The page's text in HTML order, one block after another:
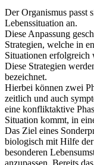
Der Organismus passt
Lebenssituation an.
Diese Anpassung
Strategien, welche in
Situationen erfolgreich
Diese Strategien
bezeichnet.
Hierbei können zwei
zeitlich und auch
eine konfliktaktive
Situation kommt, in
Das Ziel eines
biologisch mit Hilfe der
besonderen
anzupassen. Bereits